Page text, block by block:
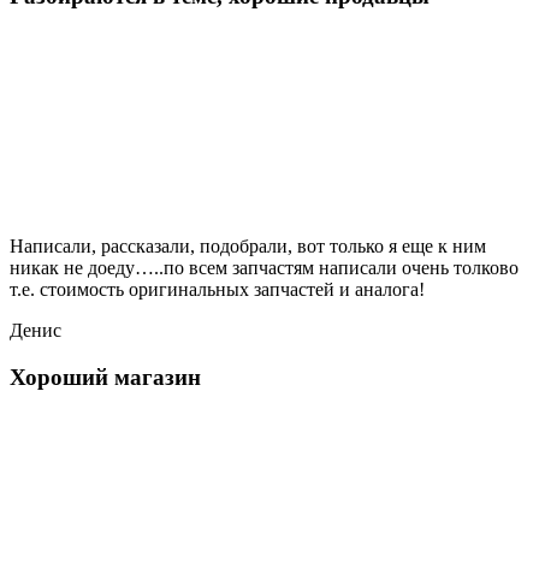
Написали, рассказали, подобрали, вот только я еще к ним
никак не доеду…..по всем запчастям написали очень толково
т.е. стоимость оригинальных запчастей и аналога!
Денис
Хороший магазин